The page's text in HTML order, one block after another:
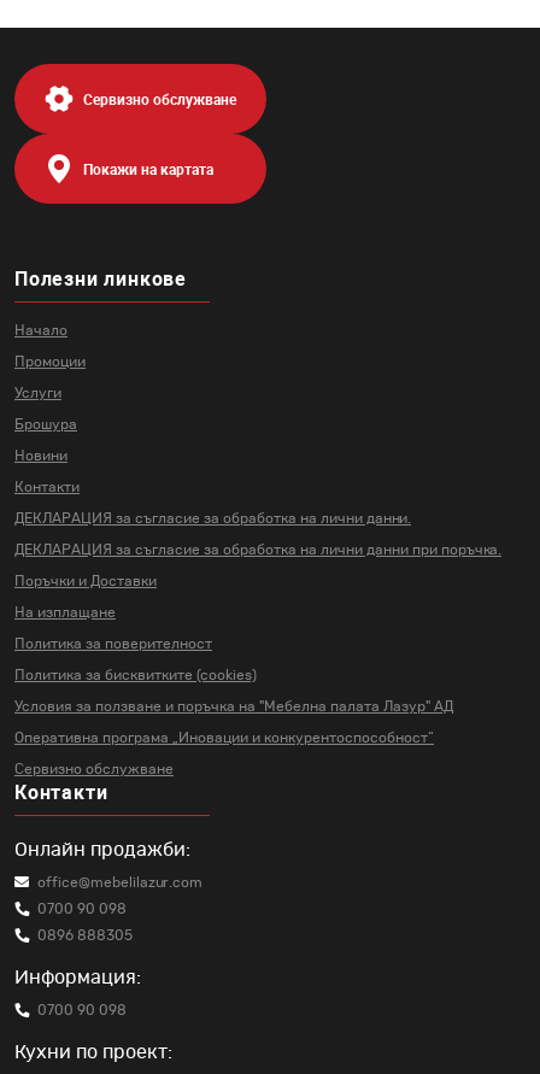
Полезни линкове
Начало
Промоции
Услуги
Брошура
Новини
Контакти
ДЕКЛАРАЦИЯ за съгласие за обработка на лични данни.
ДЕКЛАРАЦИЯ за съгласие за обработка на лични данни при поръчка.
Поръчки и Доставки
На изплащане
Политика за поверителност
Политика за бисквитките (cookies)
Условия за ползване и поръчка на "Мебелна палата Лазур" АД
Оперативна програма „Иновации и конкурентоспособност“
Сервизно обслужване
Контакти
Онлайн продажби:
office@mebelilazur.com
0700 90 098
0896 888305
Информация:
0700 90 098
Кухни по проект:
Сервизно обслужване
Покажи на картата